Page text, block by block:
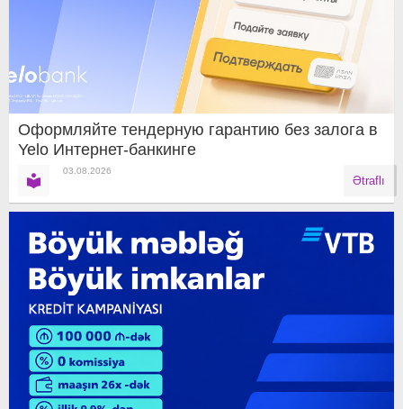
Оформляйте тендерную гарантию без залога в
Yelo Интернет-банкинге
03.08.2026
Ətraflı